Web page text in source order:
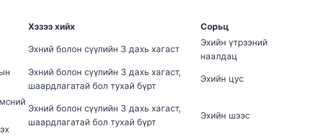
Хэзээ хийх Сорьц
Эхний болон сүүлийн 3 дахь хагаст
Эхийн үтрээний
наалдац
Эхний болон сүүлийн 3 дахь хагаст,
шаардлагатай бол тухай бүрт
Эхийн цус
Эхний болон сүүлийн 3 дахь хагаст,
шаардлагатай бол тухай бүрт
Эхийн шээс